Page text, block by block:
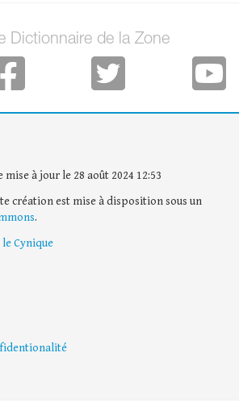
Dictionnaire de la Zone
à jour le 28 août 2024 12:53
création est mise à disposition sous un
.
Cynique